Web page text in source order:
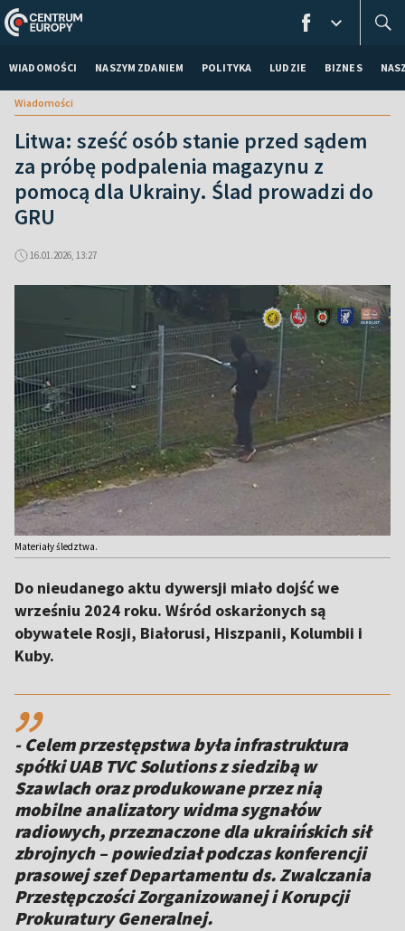
WIADOMOŚCI NASZYM ZDANIEM POLITYKA LUDZIE BIZNES
Wiadomości
Litwa: sześć osób stanie przed sądem
za próbę podpalenia magazynu z
pomocą dla Ukrainy. Ślad prowadzi do
GRU
16.01.2026, 13:27
Materiały śledztwa.
Do nieudanego aktu dywersji miało dojść we
wrześniu 2024 roku. Wśród oskarżonych są
obywatele Rosji, Białorusi, Hiszpanii, Kolumbii i
Kuby.
,,
- Celem przestępstwa była infrastruktura
spółki UAB TVC Solutions z siedzibą w
Szawlach oraz produkowane przez nią
mobilne analizatory widma sygnałów
radiowych, przeznaczone dla ukraińskich sił
zbrojnych – powiedział podczas konferencji
prasowej szef Departamentu ds. Zwalczania
Przestępczości Zorganizowanej i Korupcji
Prokuratury Generalnej.